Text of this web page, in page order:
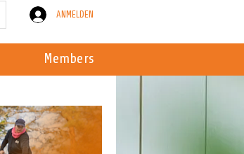
ANMELDEN
Members